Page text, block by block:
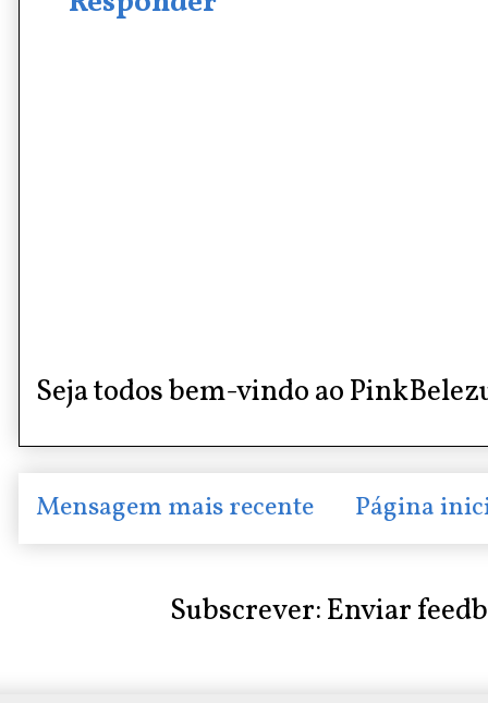
Seja todos bem-vindo ao
Mensagem mais recente Página
Subscrever:Enviar